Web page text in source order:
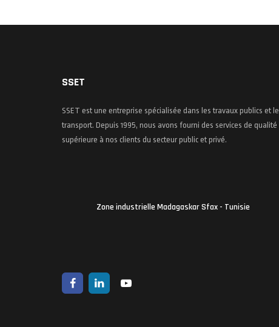
SSET
SSET est une entreprise spécialisée dans les travaux publics et le
transport. Depuis 1995, nous avons fourni des services de qualité
supérieure à nos clients du secteur public et privé.
Zone industrielle Madagaskar Sfax - Tunisie